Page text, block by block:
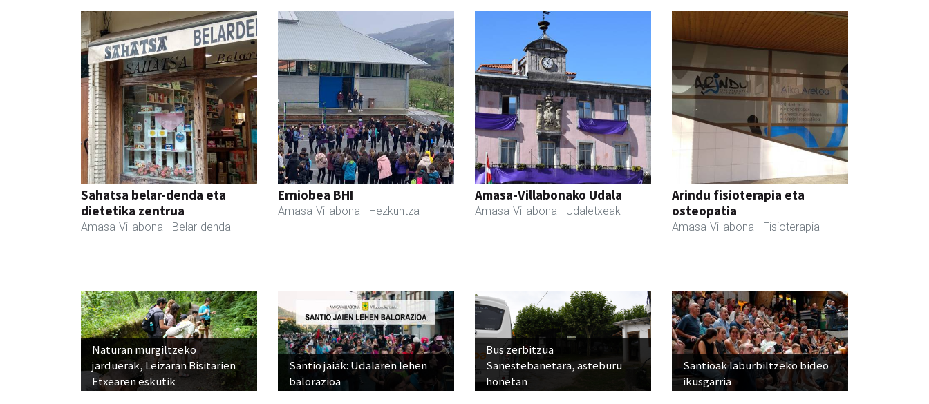
Sahatsa belar-denda eta
dietetika zentrua
Amasa-Villabona - Belar-denda
Erniobea BHI
Amasa-Villabona - Hezkuntza
Amasa-Villabonako Udala
Amasa-Villabona - Udaletxeak
Arindu fisioterapia eta
osteopatia
Amasa-Villabona - Fisioterapia
Naturan murgiltzeko
jarduerak, Leizaran Bisitarien
Etxearen eskutik
Santio jaiak: Udalaren lehen
balorazioa
Bus zerbitzua
Sanestebanetara, asteburu
honetan
Santioak laburbiltzeko bideo
ikusgarria